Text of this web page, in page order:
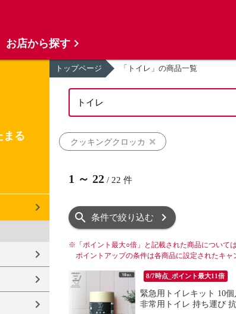
まる
トップページ 「トイレ」の商品一覧
クッキングクロッカ
1 ～ 22 / 22 件
条件で絞り込む
※ 「ポイント最大○倍」と記載された商品につい
ポイントアップの条件は各商品に設定されたキ
8/7時点_ポイント最大11倍
緊急用トイレキット 10
非常用トイレ 持ち運び
お店から探す